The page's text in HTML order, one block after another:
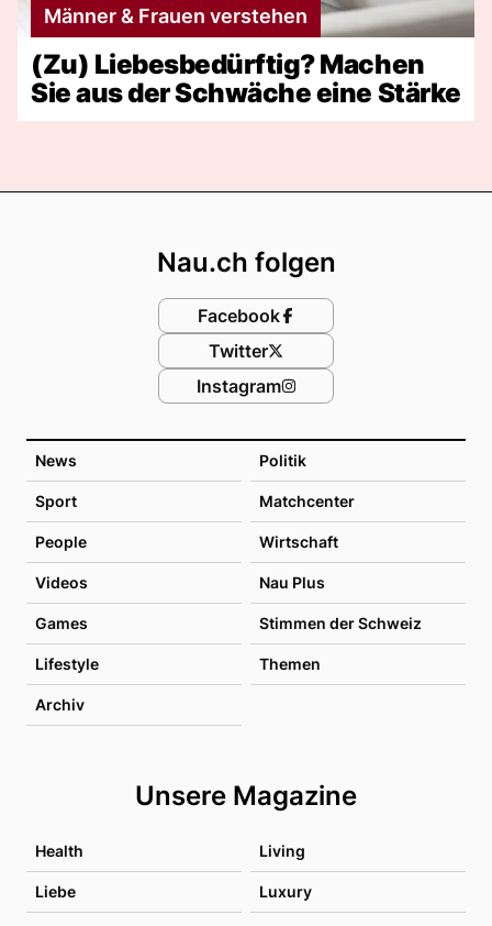
Männer & Frauen verstehen
(Zu) Liebesbedürftig? Machen
Sie aus der Schwäche eine Stärke
News Politik
Sport Matchcenter
People Wirtschaft
Videos Nau Plus
Games Stimmen der Schweiz
Lifestyle Themen
Archiv
Unsere Magazine
Health Living
Liebe Luxury
Nau.ch folgen
Facebook
Twitter
Instagram